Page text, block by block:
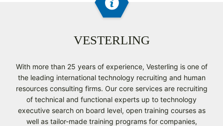
VESTERLING
With more than 25 years of experience, Vesterling is one of
the leading international technology recruiting and human
resources consulting firms. Our core services are recruiting
of technical and functional experts up to technology
executive search on board level, open training courses as
well as tailor-made training programs for companies,